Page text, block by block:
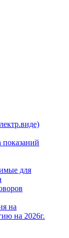
для
на
на 2026г.